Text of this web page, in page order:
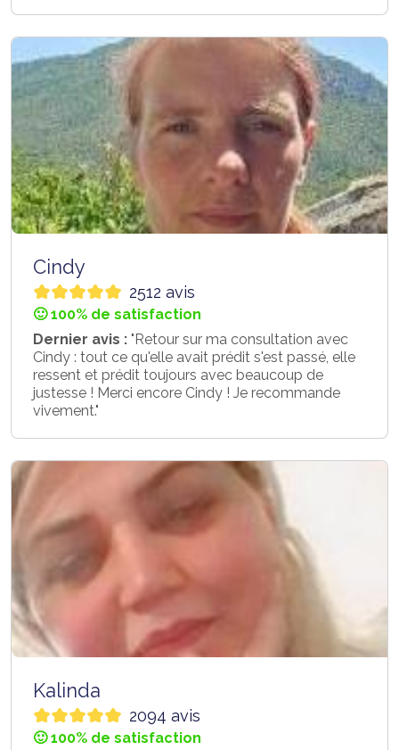
Cindy
2512 avis
🙂 100% de satisfaction
Dernier avis : "Retour sur ma consultation avec
Cindy : tout ce qu'elle avait prédit s'est passé, elle
ressent et prédit toujours avec beaucoup de
justesse ! Merci encore Cindy ! Je recommande
vivement."
Kalinda
2094 avis
🙂 100% de satisfaction